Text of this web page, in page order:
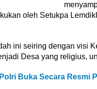
oleh Setukpa
ini seiring dengan visi
Desa yang religius,
Buka Secara Resmi